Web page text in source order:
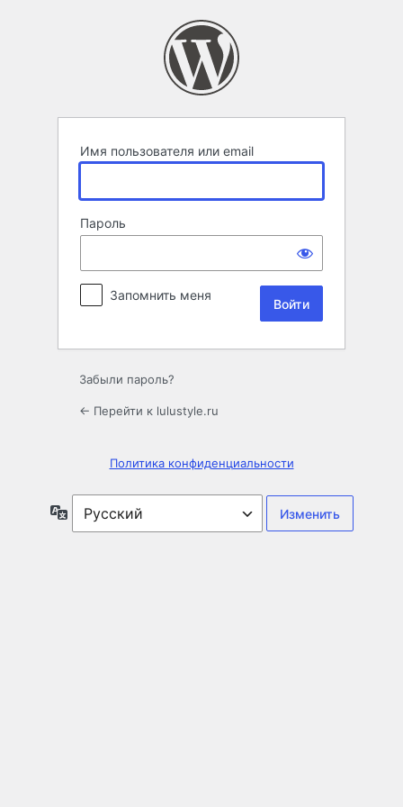
Имя пользователя или email
Пароль
Запомнить меня
Забыли пароль?
← Перейти к lulustyle.ru
Политика конфиденциальности
Язык